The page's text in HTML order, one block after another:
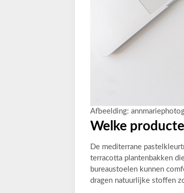
Afbeelding:
Welke
De mediterrane
terracotta plantenbakken
bureaustoelen kunnen
dragen natuurlijke stoffen